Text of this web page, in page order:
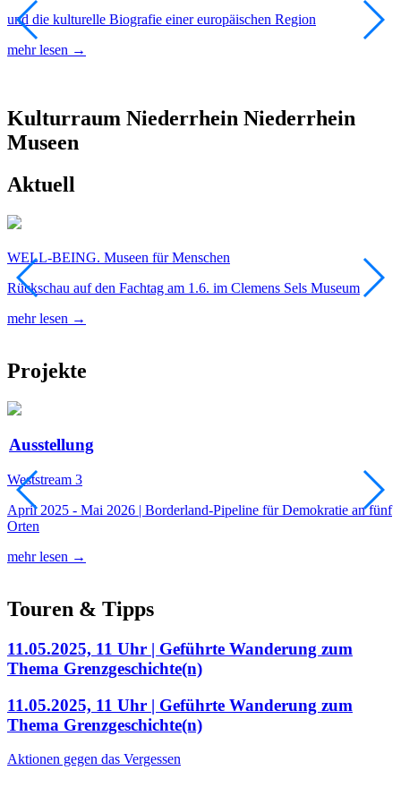
und die kulturelle Biografie einer europäischen Region
mehr lesen →
Kulturraum Niederrhein Niederrhein
Museen
Aktuell
WELL-BEING. Museen für Menschen
Rückschau auf den Fachtag am 1.6. im Clemens Sels Museum
mehr lesen →
Projekte
Ausstellung
Weststream 3
April 2025 - Mai 2026 | Borderland-Pipeline für Demokratie an fünf
Orten
mehr lesen →
Touren & Tipps
11.05.2025, 11 Uhr | Geführte Wanderung zum
Thema Grenzgeschichte(n)
11.05.2025, 11 Uhr | Geführte Wanderung zum
Thema Grenzgeschichte(n)
Aktionen gegen das Vergessen